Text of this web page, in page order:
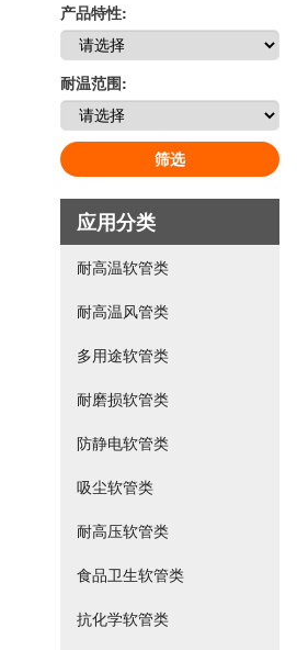
产品特性:
耐温范围:
筛选
应用分类
耐高温软管类
耐高温风管类
多用途软管类
耐磨损软管类
防静电软管类
吸尘软管类
耐高压软管类
食品卫生软管类
抗化学软管类